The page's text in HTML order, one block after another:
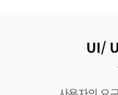
UI/